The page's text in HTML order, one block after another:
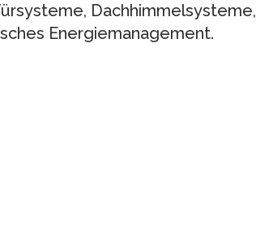
Dachhimmelsysteme,
Energiemanagement.